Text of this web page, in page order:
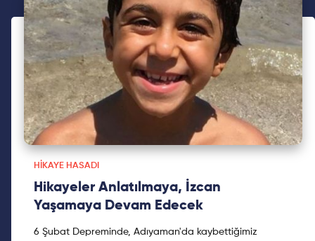
HIKAYE HASADI
Hikayeler Anlatılmaya, İzcan
Yaşamaya Devam Edecek
6 Şubat Depreminde, Adıyaman'da kaybettiğimiz